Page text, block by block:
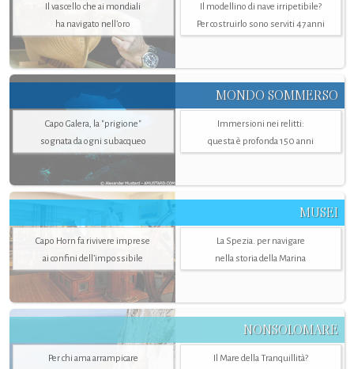
Il vascello che ai mondiali
ha navigato nell’oro
Il modellino di nave irripetibile?
Per costruirlo sono serviti 47 anni
MONDO SOMMERSO
Capo Galera, la "prigione"
sognata da ogni subacqueo
Immersioni nei relitti:
questa è profonda 150 anni
MUSEI
Capo Horn fa rivivere imprese
ai confini dell’impossibile
La Spezia. per navigare
nella storia della Marina
NONSOLOMARE
Per chi ama arrampicare
Il Mare della Tranquillità?